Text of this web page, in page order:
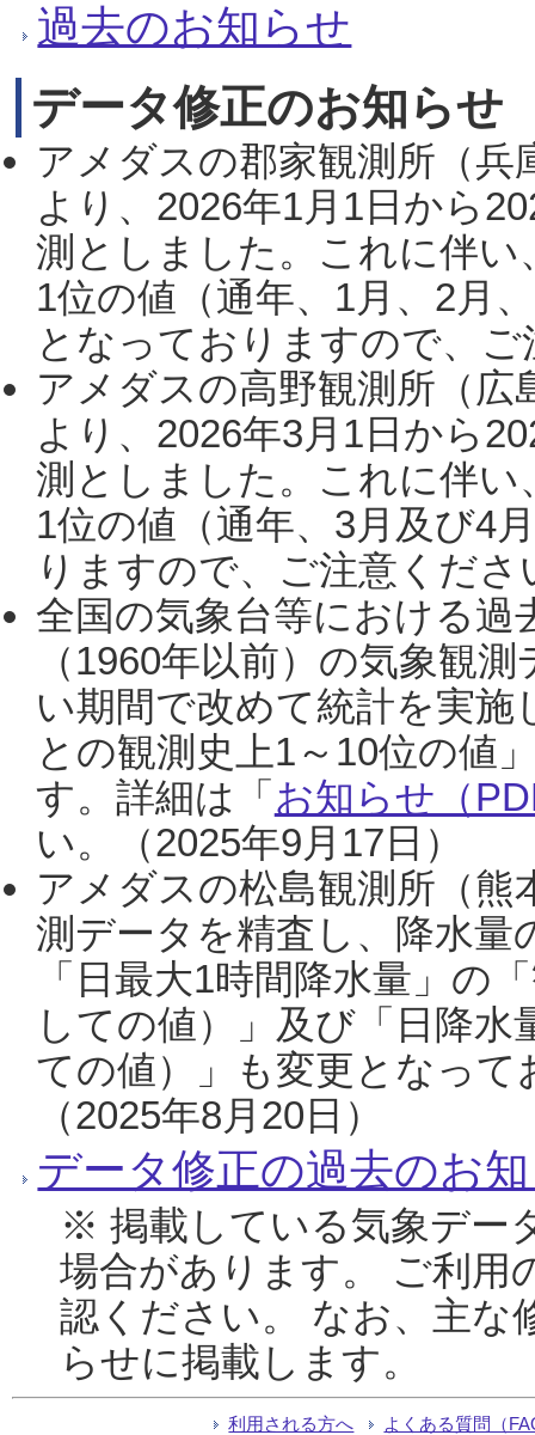
過去のお知らせ
データ修正のお知らせ
アメダスの郡家観測所（
より、2026年1月1日から
測としました。これに伴い
1位の値（通年、1月、2月
となっておりますので、
アメダスの高野観測所（
より、2026年3月1日から
測としました。これに伴い
1位の値（通年、3月及び4
りますので、ご注意くだ
全国の気象台等における過
（1960年以前）の気象観
い期間で改めて統計を実
との観測史上1～10位の値
す。詳細は「 お知らせ（
い。（2025年9月17日）
アメダスの松島観測所（熊
測データを精査し、降水
「日最大1時間降水量」の
しての値）」及び「日降
ての値）」も変更となっ
（2025年8月20日）
データ修正の過去のお
※ 掲載している気象デー
場合があります。 ご利用
認ください。 なお、主な
らせに掲載します。
利用される方へ よくある質問（